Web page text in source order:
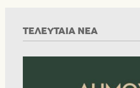
ΤΕΛΕΥΤΑΙΑ ΝΕΑ